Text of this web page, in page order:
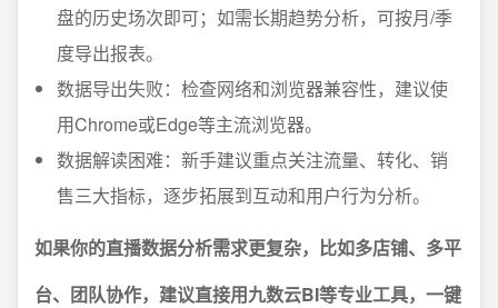
盘的历史场次即可；如需长期趋势分析，可按月/季
度导出报表。
数据导出失败：检查网络和浏览器兼容性，建议使
用Chrome或Edge等主流浏览器。
数据解读困难：新手建议重点关注流量、转化、销
售三大指标，逐步拓展到互动和用户行为分析。
如果你的直播数据分析需求更复杂，比如多店铺、多平
台、团队协作，建议直接用九数云BI等专业工具，一键